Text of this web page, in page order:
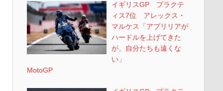
イギリスGP プラクテ
ィス7位 アレックス・
マルケス「アプリリアが
ハードルを上げてきた
が、自分たちも遠くな
い」
MotoGP